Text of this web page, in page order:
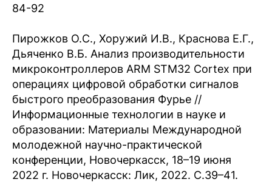
84-92
Пирожков О.С., Хоружий И.В., Краснова Е.Г.,
Дьяченко В.Б. Анализ производительности
микроконтроллеров ARM STM32 Cortex при
операциях цифровой обработки сигналов
быстрого преобразования Фурье //
Информационные технологии в науке и
образовании: Материалы Международной
молодежной научно-практической
конференции, Новочеркасск, 18–19 июня
2022 г. Новочеркасск: Лик, 2022. С.39–41.